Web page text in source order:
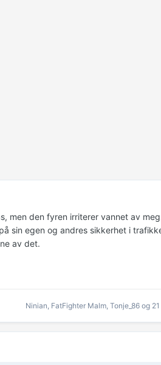
men den fyren irriterer vannet av
sin egen og andres sikkerhet i
av det.
Ninian FatFighter Malm Tonje_86 og